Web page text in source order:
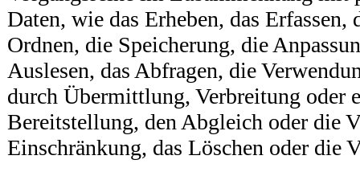
Daten, wie das Erheben, das Erfassen,
Ordnen, die Speicherung, die
Auslesen, das Abfragen, die
durch Übermittlung, Verbreitung oder
Bereitstellung, den Abgleich oder die
Einschränkung, das Löschen oder die